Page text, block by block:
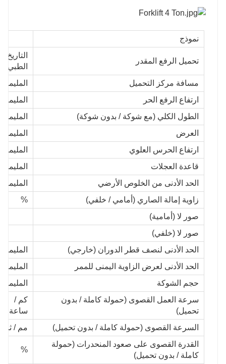
نموذج
تحميل الرفع المقدر
التاريخ
الطبي
مسافة مركز التحميل
المليمتر
ارتفاع الرفع الحر
المليمتر
الطول الكلي (مع شوكة / بدون شوكة)
المليمتر
العرض
المليمتر
ارتفاع الحرس العلوي
المليمتر
قاعدة العجلات
المليمتر
الحد الأدنى من الخلوص الأرضي
المليمتر
زاوية إمالة الصاري (أمامي / خلفي)
%
صور لا (أمامية)
صور لا (خلفي)
الحد الأدنى لنصف قطر الدوران (خارجي)
المليمتر
الحد الأدنى لعرض الزاوية اليمنى للممر
المليمتر
حجم الشوكة
المليمتر
سرعة العمل القصوى (حمولة كاملة / بدون
تحميل)
كم /
ساعة
السرعة القصوى (حمولة كاملة / بدون تحميل)
مم /
القدرة القصوى على صعود المنحدرات (حمولة
كاملة / بدون تحميل)
%